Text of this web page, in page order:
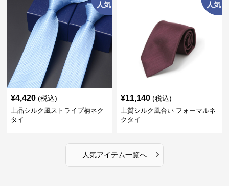
人気
¥4,420 (税込)
上品シルク風ストライプ柄ネク
タイ
人気
¥11,140 (税込)
上質シルク風合い フォーマルネ
クタイ
人気アイテム一覧へ ›